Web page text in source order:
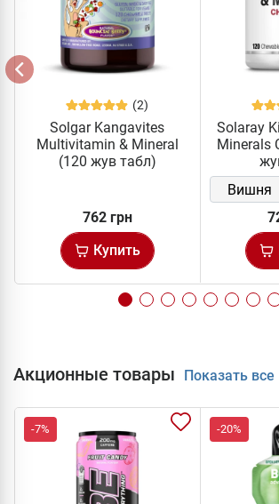
(2)
Solgar Kangavites
Multivitamin & Mineral
(120 жув табл)
762 грн
Купить
Solaray
Minerals
Акционные товары Показать все
-7% -20%